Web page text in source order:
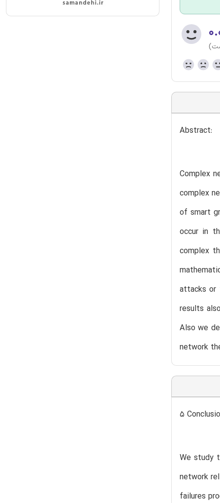
Abstract:
Complex
complex
of smart
occur in
complex
attacks or
results
Also we
network
5
We study
network
failures